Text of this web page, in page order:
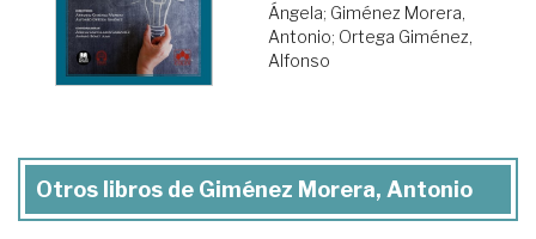
Ángela; Giménez Morera,
Antonio; Ortega Giménez,
Alfonso
Otros libros de Giménez Morera, Antonio